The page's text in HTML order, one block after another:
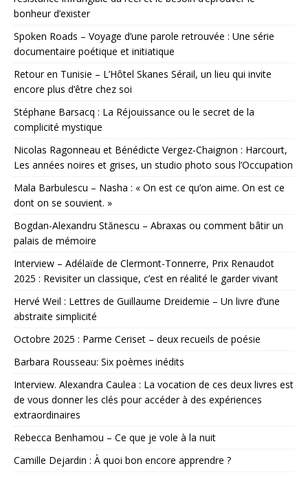
bonheur d’exister
Spoken Roads – Voyage d’une parole retrouvée : Une série
documentaire poétique et initiatique
Retour en Tunisie – L’Hôtel Skanes Sérail, un lieu qui invite
encore plus d’être chez soi
Stéphane Barsacq : La Réjouissance ou le secret de la
complicité mystique
Nicolas Ragonneau et Bénédicte Vergez-Chaignon : Harcourt,
Les années noires et grises, un studio photo sous l’Occupation
Mala Barbulescu – Nasha : « On est ce qu’on aime. On est ce
dont on se souvient. »
Bogdan-Alexandru Stănescu – Abraxas ou comment bâtir un
palais de mémoire
Interview – Adélaïde de Clermont-Tonnerre, Prix Renaudot
2025 : Revisiter un classique, c’est en réalité le garder vivant
Hervé Weil : Lettres de Guillaume Dreidemie – Un livre d’une
abstraite simplicité
Octobre 2025 : Parme Ceriset – deux recueils de poésie
Barbara Rousseau: Six poèmes inédits
Interview. Alexandra Caulea : La vocation de ces deux livres est
de vous donner les clés pour accéder à des expériences
extraordinaires
Rebecca Benhamou – Ce que je vole à la nuit
Camille Dejardin : À quoi bon encore apprendre ?